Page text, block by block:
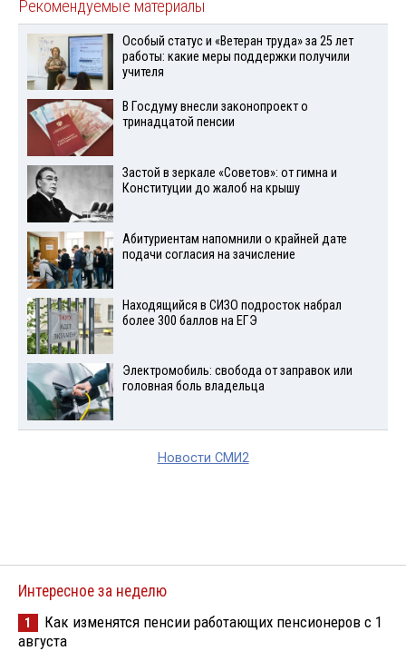
Рекомендуемые материалы
Особый статус и «Ветеран труда» за 25 лет
работы: какие меры поддержки получили
учителя
В Госдуму внесли законопроект о
тринадцатой пенсии
Застой в зеркале «Советов»: от гимна и
Конституции до жалоб на крышу
Абитуриентам напомнили о крайней дате
подачи согласия на зачисление
Находящийся в СИЗО подросток набрал
более 300 баллов на ЕГЭ
Электромобиль: свобода от заправок или
головная боль владельца
Новости СМИ2
Интересное за неделю
1
Как изменятся пенсии работающих пенсионеров с 1
августа